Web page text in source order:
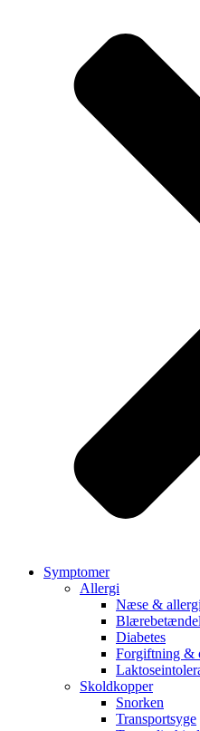
Symptomer
Allergi
Næse & allergi
Diabetes
Forgiftning &
Skoldkopper
Snorken
Transportsyge